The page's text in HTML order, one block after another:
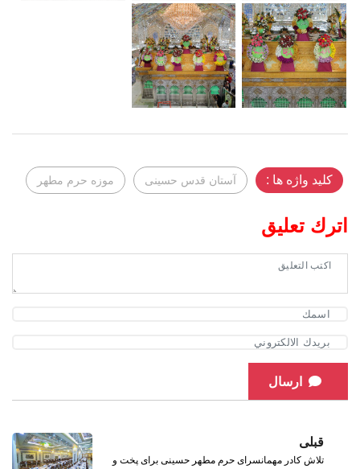
کلید واژه ها : آستان قدس حسینی موزه حرم مطهر
اترك تعليق
ارسال
قبلی
تلاش کادر مهمانسرای حرم مطهر حسینی برای پخت و